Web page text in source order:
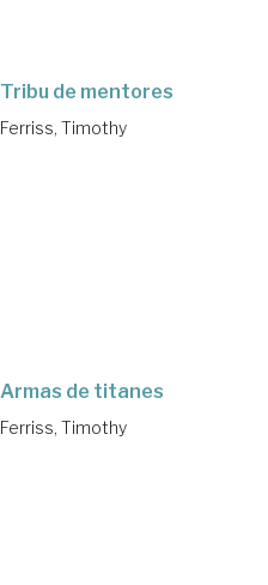
Tribu de mentores
Ferriss, Timothy
Armas de titanes
Ferriss, Timothy